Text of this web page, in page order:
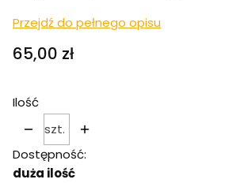
Przejdź do pełnego opisu
Cena
65,00 zł
Ilość
szt.
Dostępność:
duża ilość